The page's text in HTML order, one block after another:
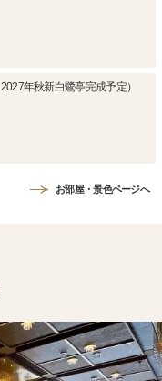
年秋新白鷺亭完成予定）
お部屋・景色ページへ